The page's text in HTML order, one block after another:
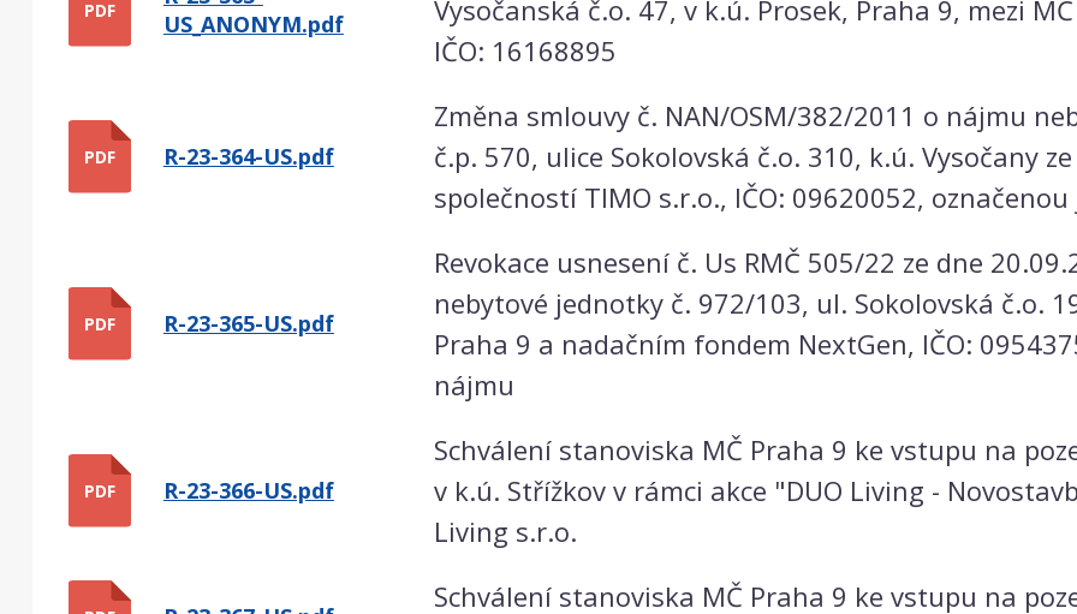
PDF
US_ANONYM.pdf
Vysočanská č.o. 47, v k.ú. Prosek, Praha 9, mezi
IČO: 16168895
PDF R-23-364-US.pdf
Změna smlouvy č. NAN/OSM/382/2011 o nájmu
č.p. 570, ulice Sokolovská č.o. 310, k.ú. Vysočany
společností TIMO s.r.o., IČO: 09620052,
PDF R-23-365-US.pdf
Revokace usnesení č. Us RMČ 505/22 ze dne
nebytové jednotky č. 972/103, ul. Sokolovská č.o.
Praha 9 a nadačním fondem NextGen, IČO:
nájmu
PDF R-23-366-US.pdf
Schválení stanoviska MČ Praha 9 ke vstupu na
v k.ú. Střížkov v rámci akce "DUO Living -
Living s.r.o.
Schválení stanoviska MČ Praha 9 ke vstupu na